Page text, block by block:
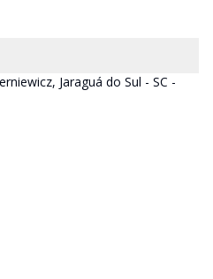
Jaraguá do Sul - SC -